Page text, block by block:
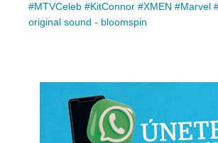
#MTVCeleb #KitConnor #XMEN #Marvel
original sound - bloomspin